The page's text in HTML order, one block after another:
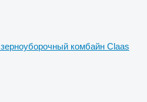
зерноуборочный комбайн Claas